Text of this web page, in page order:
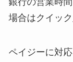
場合はクイッ
ペイジーに対